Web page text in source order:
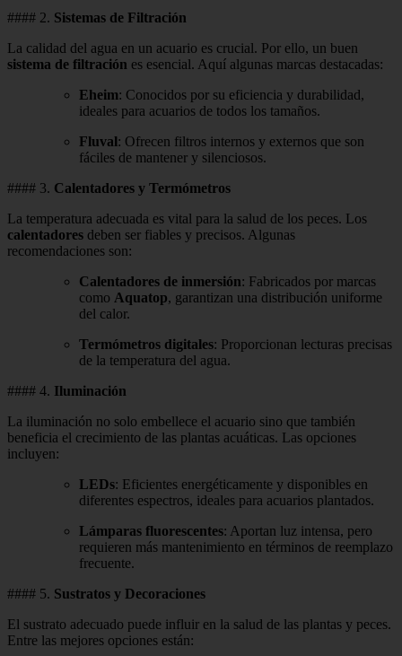
#### 2. Sistemas de Filtración
La calidad del agua en un acuario es crucial. Por ello, un buen
sistema de filtración es esencial. Aquí algunas marcas destacadas:
Eheim: Conocidos por su eficiencia y durabilidad,
ideales para acuarios de todos los tamaños.
Fluval: Ofrecen filtros internos y externos que son
fáciles de mantener y silenciosos.
#### 3. Calentadores y Termómetros
La temperatura adecuada es vital para la salud de los peces. Los
calentadores deben ser fiables y precisos. Algunas
recomendaciones son:
Calentadores de inmersión: Fabricados por marcas
como Aquatop, garantizan una distribución uniforme
del calor.
Termómetros digitales: Proporcionan lecturas precisas
de la temperatura del agua.
#### 4. Iluminación
La iluminación no solo embellece el acuario sino que también
beneficia el crecimiento de las plantas acuáticas. Las opciones
incluyen:
LEDs: Eficientes energéticamente y disponibles en
diferentes espectros, ideales para acuarios plantados.
Lámparas fluorescentes: Aportan luz intensa, pero
requieren más mantenimiento en términos de reemplazo
frecuente.
#### 5. Sustratos y Decoraciones
El sustrato adecuado puede influir en la salud de las plantas y peces.
Entre las mejores opciones están: